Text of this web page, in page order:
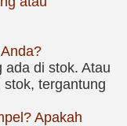
ada di stok. Atau
tergantung
Apakah